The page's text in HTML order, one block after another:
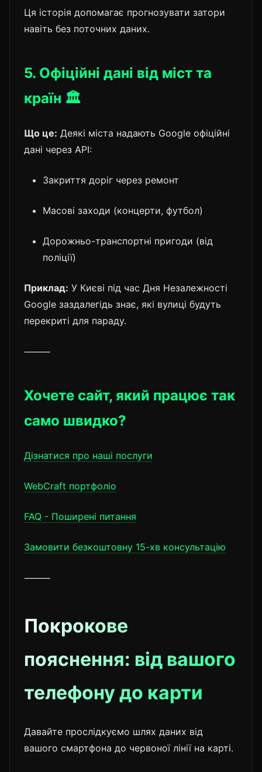
Ця історія допомагає прогнозувати затори
навіть без поточних даних.
5. Офіційні дані від міст та
країн 🏛
Що це: Деякі міста надають Google офіційні
дані через API:
Закриття доріг через ремонт
Масові заходи (концерти, футбол)
Дорожньо-транспортні пригоди (від
поліції)
Приклад: У Києві під час Дня Незалежності
Google заздалегідь знає, які вулиці будуть
перекриті для параду.
⸻
Хочете сайт, який працює так
само швидко?
Дізнатися про наші послуги
WebCraft портфоліо
FAQ - Поширені питання
Замовити безкоштовну 15-хв консультацію
⸻
Покрокове
пояснення: від вашого
телефону до карти
Давайте прослідкуємо шлях даних від
вашого смартфона до червоної лінії на карті.